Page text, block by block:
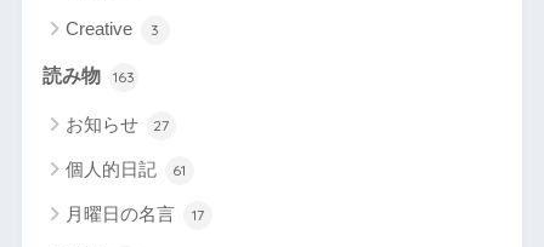
Creative 3
読み物 163
お知らせ 27
個人的日記 61
月曜日の名言 17